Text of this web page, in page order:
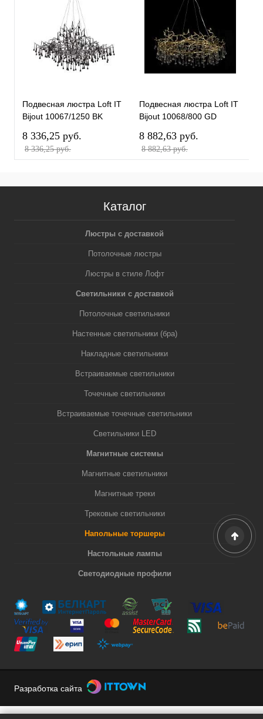
Подвесная люстра Loft IT
Bijout 10067/1250 BK
8 336,25 pуб.
8 336,25 pуб.
Подвесная люстра Loft IT
Bijout 10068/800 GD
8 882,63 pуб.
8 882,63 pуб.
Каталог
Люстры с доставкой
Потолочные люстры
Люстры в стиле Лофт
Светильники с доставкой
Потолочные светильники
Настенные светильники (бра)
Накладные светильники
Встраиваемые светильники
Точечные светильники
Встраиваемые точечные светильники
Светильники LED
Магнитные системы
Магнитные светильники
Магнитные треки
Трековые светильники
Напольные торшеры
Настольные лампы
Светодиодные профили
Разработка сайта